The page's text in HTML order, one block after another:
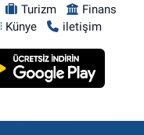
Turizm
Finans
Künye iletişim